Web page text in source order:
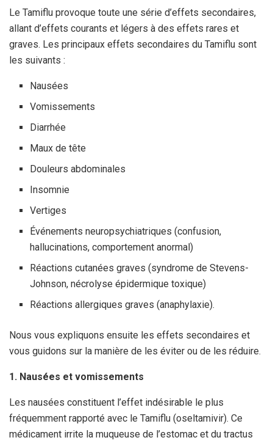
Le Tamiflu provoque toute une série d’effets secondaires,
allant d’effets courants et légers à des effets rares et
graves. Les principaux effets secondaires du Tamiflu sont
les suivants :
Nausées
Vomissements
Diarrhée
Maux de tête
Douleurs abdominales
Insomnie
Vertiges
Événements neuropsychiatriques (confusion,
hallucinations, comportement anormal)
Réactions cutanées graves (syndrome de Stevens-
Johnson, nécrolyse épidermique toxique)
Réactions allergiques graves (anaphylaxie).
Nous vous expliquons ensuite les effets secondaires et
vous guidons sur la manière de les éviter ou de les réduire.
1. Nausées et vomissements
Les nausées constituent l’effet indésirable le plus
fréquemment rapporté avec le Tamiflu (oseltamivir). Ce
médicament irrite la muqueuse de l’estomac et du tractus